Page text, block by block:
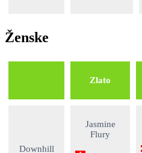
Ženske
Zlato
Downhill
Jasmine
Flury